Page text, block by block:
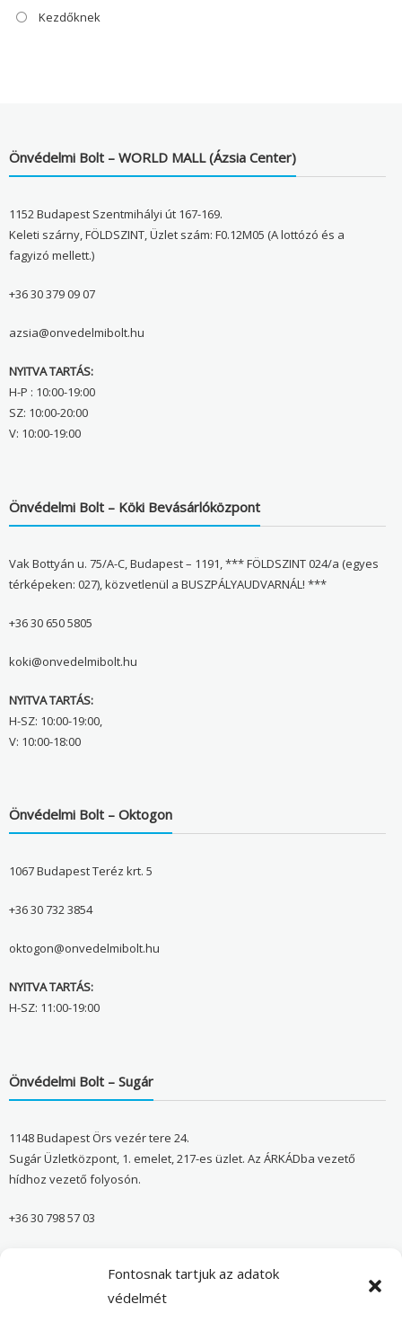
Fontosnak tartjuk az adatok
védelmét
Kezdőknek
Önvédelmi Bolt – WORLD MALL (Ázsia Center)
1152 Budapest Szentmihályi út 167-169.
Keleti szárny, FÖLDSZINT, Üzlet szám: F0.12M05 (A lottózó és a
fagyizó mellett.)
+36 30 379 09 07
azsia@onvedelmibolt.hu
NYITVA TARTÁS:
H-P : 10:00-19:00
SZ: 10:00-20:00
V: 10:00-19:00
Önvédelmi Bolt – Köki Bevásárlóközpont
Vak Bottyán u. 75/A-C, Budapest – 1191, *** FÖLDSZINT 024/a (egyes
térképeken: 027), közvetlenül a BUSZPÁLYAUDVARNÁL! ***
+36 30 650 5805
koki@onvedelmibolt.hu
NYITVA TARTÁS:
H-SZ: 10:00-19:00,
V: 10:00-18:00
Önvédelmi Bolt – Oktogon
1067 Budapest Teréz krt. 5
+36 30 732 3854
oktogon@onvedelmibolt.hu
NYITVA TARTÁS:
H-SZ: 11:00-19:00
Önvédelmi Bolt – Sugár
1148 Budapest Örs vezér tere 24.
Sugár Üzletközpont, 1. emelet, 217-es üzlet. Az ÁRKÁDba vezető
hídhoz vezető folyosón.
+36 30 798 57 03